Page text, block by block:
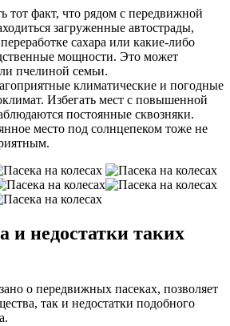
тот факт, что рядом с передвижной
загруженные автострады,
сахара или какие-либо
мощности. Это может
пчелиной семьи.
климатические и погодные
Избегать мест с повышенной
постоянные сквозняки.
место под солнцепеком тоже не
и недостатки таких
о передвижных пасеках, позволяет
так и недостатки подобного